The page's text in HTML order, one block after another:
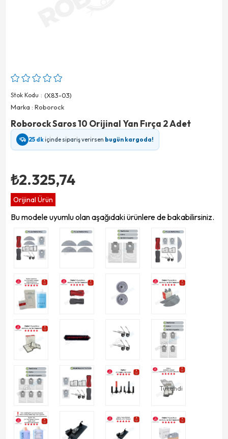
Stok Kodu
(X83-03)
Marka : Roborock
Roborock Saros 10 Orijinal Yan Fırça 2 Adet
25 dkiçinde sipariş verirsen bugün kargoda!
₺2.325,74
Orijinal Ürün
Bu modele uyumlu olan aşağıdaki ürünlere de bakabilirsiniz.
Tükendi